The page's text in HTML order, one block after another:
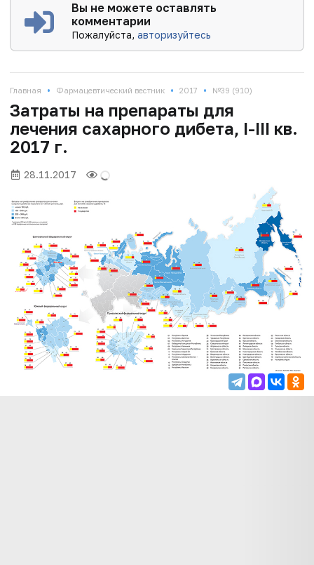
Вы не можете оставлять
комментарии
Пожалуйста,авторизуйтесь
Главная • Фармацевтический вестник • 2017 • №39 (910)
Затраты на препараты для
лечения сахарного дибета, I-III кв.
2017 г.
28.11.2017